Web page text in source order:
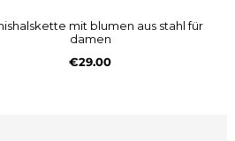
damen
€29.00